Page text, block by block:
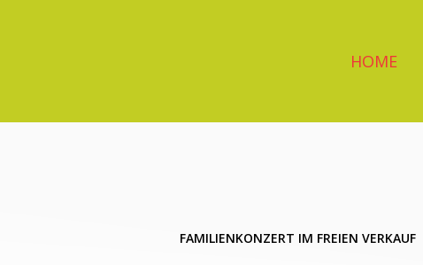
HOME
FAMILIENKONZERT IM FREIEN VERKAUF